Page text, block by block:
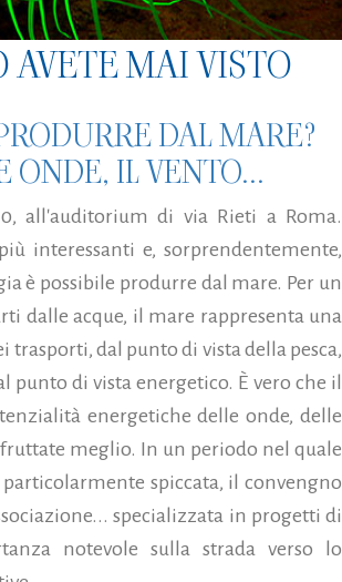
MAI VISTO
DAL MARE?
ONDE, IL VENTO...
all'auditorium di via Rieti a Roma.
interessanti e, sorprendentemente,
è possibile produrre dal mare. Per un
dalle acque, il mare rappresenta una
dal punto di vista della pesca,
punto di vista energetico. È vero che il
energetiche delle onde, delle
meglio. In un periodo nel quale
spiccata, il convengno
specializzata in progetti di
notevole sulla strada verso lo